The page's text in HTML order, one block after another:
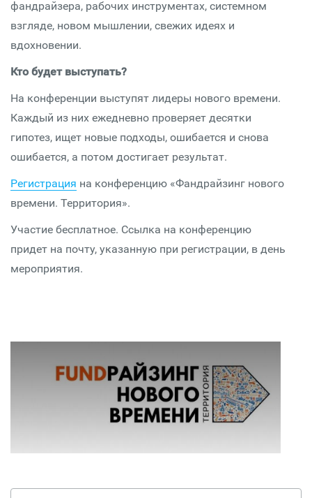
фандрайзера, рабочих инструментах, системном
взгляде, новом мышлении, свежих идеях и
вдохновении.
Кто будет выступать?
На конференции выступят лидеры нового времени.
Каждый из них ежедневно проверяет десятки
гипотез, ищет новые подходы, ошибается и снова
ошибается, а потом достигает результат.
Регистрация на конференцию «Фандрайзинг нового
времени. Территория».
Участие бесплатное. Ссылка на конференцию
придет на почту, указанную при регистрации, в день
мероприятия.